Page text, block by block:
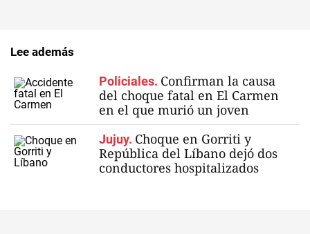
Lee además
Policiales. Confirman la causa
del choque fatal en El Carmen
en el que murió un joven
Jujuy. Choque en Gorriti y
República del Líbano dejó dos
conductores hospitalizados